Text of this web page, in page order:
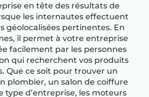
en tête des résultats de
les internautes effectuent
géolocalisées pertinentes. En
il permet à votre entreprise
facilement par les personnes
qui recherchent vos produits
Que ce soit pour trouver un
plombier, un salon de coiffure
type d’entreprise, les moteurs